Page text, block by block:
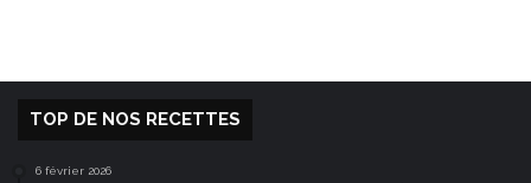
TOP DE NOS RECETTES
6 février 2026